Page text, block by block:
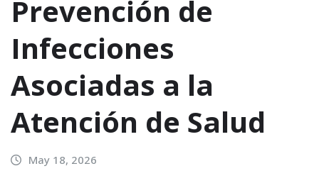
Prevención de
Infecciones
Asociadas a la
Atención de Salud
May 18, 2026